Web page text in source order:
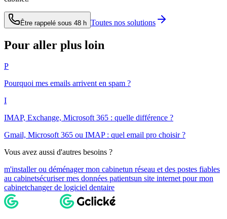
Être rappelé sous 48 h Toutes nos solutions
Pour aller plus loin
P
Pourquoi mes emails arrivent en spam ?
I
IMAP, Exchange, Microsoft 365 : quelle différence ?
Gmail, Microsoft 365 ou IMAP : quel email pro choisir ?
Vous avez aussi d'autres besoins ?
m'installer ou déménager mon cabinetun réseau et des postes fiables
au cabinetsécuriser mes données patientsun site internet pour mon
cabinetchanger de logiciel dentaire